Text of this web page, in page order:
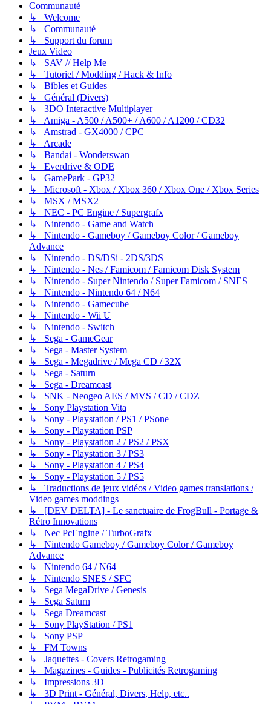
Communauté
↳ Welcome
↳ Communauté
↳ Support du forum
Jeux Video
↳ SAV // Help Me
↳ Tutoriel / Modding / Hack & Info
↳ Bibles et Guides
↳ Général (Divers)
↳ 3DO Interactive Multiplayer
↳ Amiga - A500 / A500+ / A600 / A1200 / CD32
↳ Amstrad - GX4000 / CPC
↳ Arcade
↳ Bandai - Wonderswan
↳ Everdrive & ODE
↳ GamePark - GP32
↳ Microsoft - Xbox / Xbox 360 / Xbox One / Xbox Series
↳ MSX / MSX2
↳ NEC - PC Engine / Supergrafx
↳ Nintendo - Game and Watch
↳ Nintendo - Gameboy / Gameboy Color / Gameboy
Advance
↳ Nintendo - DS/DSi - 2DS/3DS
↳ Nintendo - Nes / Famicom / Famicom Disk System
↳ Nintendo - Super Nintendo / Super Famicom / SNES
↳ Nintendo - Nintendo 64 / N64
↳ Nintendo - Gamecube
↳ Nintendo - Wii U
↳ Nintendo - Switch
↳ Sega - GameGear
↳ Sega - Master System
↳ Sega - Megadrive / Mega CD / 32X
↳ Sega - Saturn
↳ Sega - Dreamcast
↳ SNK - Neogeo AES / MVS / CD / CDZ
↳ Sony Playstation Vita
↳ Sony - Playstation / PS1 / PSone
↳ Sony - Playstation PSP
↳ Sony - Playstation 2 / PS2 / PSX
↳ Sony - Playstation 3 / PS3
↳ Sony - Playstation 4 / PS4
↳ Sony - Playstation 5 / PS5
↳ Traductions de jeux vidéos / Video games translations /
Video games moddings
↳ [DEV DELTA] - Le sanctuaire de FrogBull - Portage &
Rétro Innovations
↳ Nec PcEngine / TurboGrafx
↳ Nintendo Gameboy / Gameboy Color / Gameboy
Advance
↳ Nintendo 64 / N64
↳ Nintendo SNES / SFC
↳ Sega MegaDrive / Genesis
↳ Sega Saturn
↳ Sega Dreamcast
↳ Sony PlayStation / PS1
↳ Sony PSP
↳ FM Towns
↳ Jaquettes - Covers Retrogaming
↳ Magazines - Guides - Publicités Retrogaming
↳ Impressions 3D
↳ 3D Print - Général, Divers, Help, etc..